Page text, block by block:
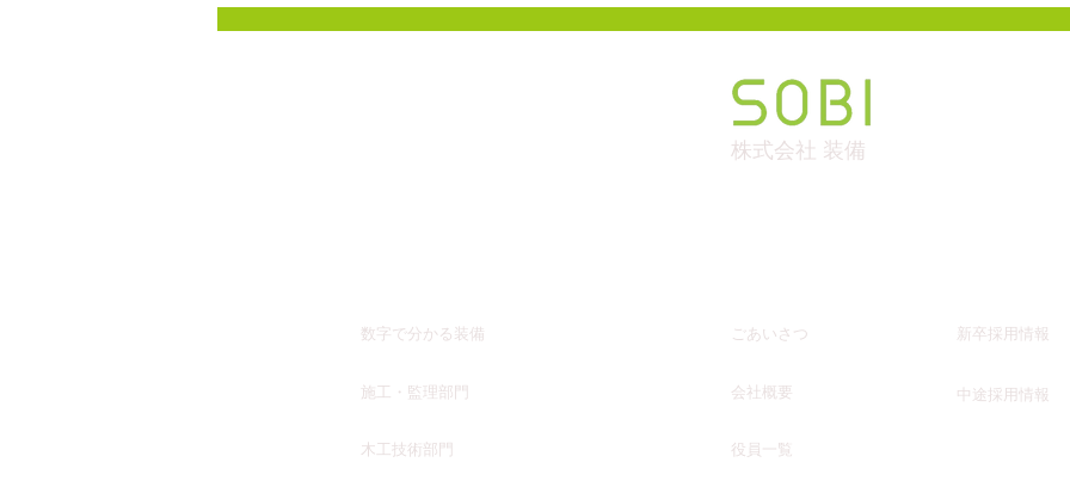
​株式会社 装備
​数字で分かる装備 ​ごあいさつ
施工・監理部門
​木工技術部門
​会社概要
​役員一覧
新卒採用情報
中途採用情報